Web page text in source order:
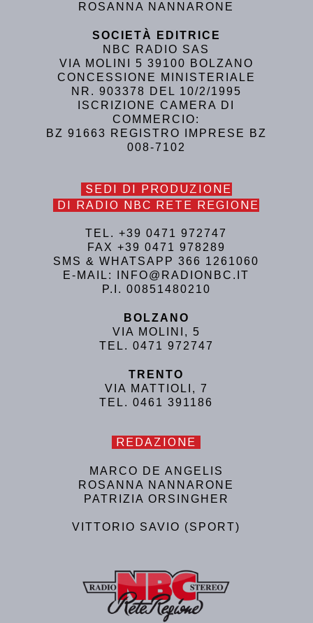
ROSANNA NANNARONE
SOCIETÀ EDITRICE
NBC RADIO SAS
VIA MOLINI 5 39100 BOLZANO
CONCESSIONE MINISTERIALE
NR. 903378 DEL 10/2/1995
ISCRIZIONE CAMERA DI
COMMERCIO:
BZ 91663 REGISTRO IMPRESE BZ
008-7102
SEDI DI PRODUZIONE
DI RADIO NBC RETE REGIONE
TEL. +39 0471 972747
FAX +39 0471 978289
SMS & WHATSAPP 366 1261060
E-MAIL: INFO@RADIONBC.IT
P.I. 00851480210
BOLZANO
VIA MOLINI, 5
TEL. 0471 972747
TRENTO
VIA MATTIOLI, 7
TEL. 0461 391186
REDAZIONE
MARCO DE ANGELIS
ROSANNA NANNARONE
PATRIZIA ORSINGHER
VITTORIO SAVIO (SPORT)